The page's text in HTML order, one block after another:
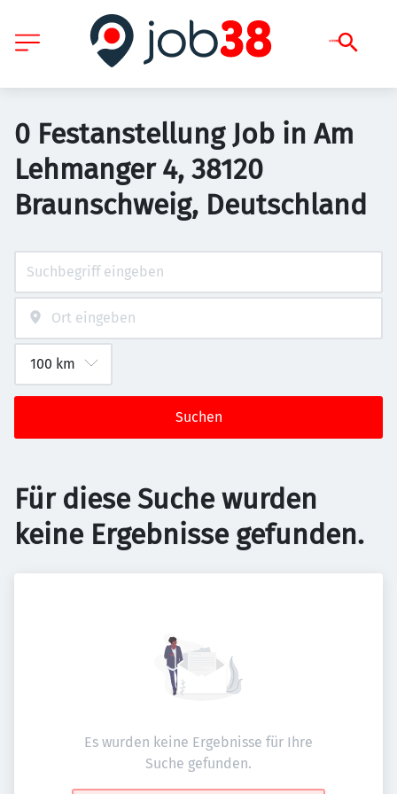
0 Festanstellung Job in Am
Lehmanger 4, 38120
Braunschweig, Deutschland
Suchen
Für diese Suche wurden
keine Ergebnisse gefunden.
Es wurden keine Ergebnisse für Ihre
Suche gefunden.